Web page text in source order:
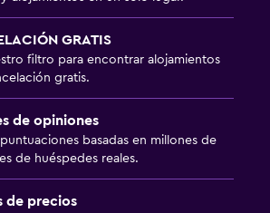
GRATIS
filtro para encontrar alojamientos
gratis.
de opiniones
puntuaciones basadas en millones de
de huéspedes reales.
de precios